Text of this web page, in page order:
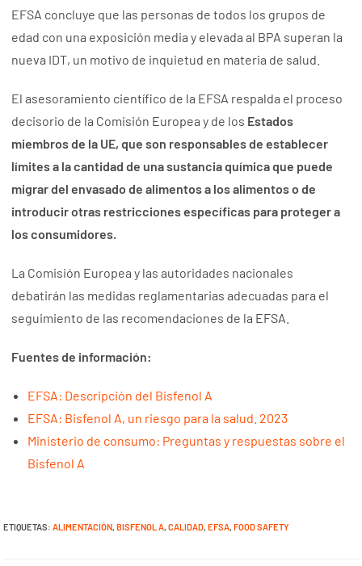
EFSA concluye que las personas de todos los grupos de
edad con una exposición media y elevada al BPA superan la
nueva IDT, un motivo de inquietud en materia de salud.
El asesoramiento científico de la EFSA respalda el proceso
decisorio de la Comisión Europea y de los Estados
miembros de la UE, que son responsables de establecer
límites a la cantidad de una sustancia química que puede
migrar del envasado de alimentos a los alimentos o de
introducir otras restricciones específicas para proteger a
los consumidores.
La Comisión Europea y las autoridades nacionales
debatirán las medidas reglamentarias adecuadas para el
seguimiento de las recomendaciones de la EFSA.
Fuentes de información:
EFSA: Descripción del Bisfenol A
EFSA: Bisfenol A, un riesgo para la salud. 2023
Ministerio de consumo: Preguntas y respuestas sobre el
Bisfenol A
ETIQUETAS:ALIMENTACIÓN, BISFENOL A, CALIDAD, EFSA, FOOD SAFETY